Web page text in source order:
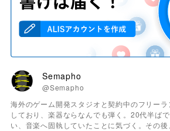
Semapho
@Semapho
海外のゲーム開発スタジオと契約中のフリー
しており、楽器ならなんでも弾く。20代半ば
い、音楽へ固執していたことに気づく。その後